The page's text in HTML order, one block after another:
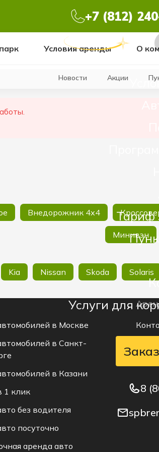
+7 (812)
Условия аренды О
Новости Акции
Тариф
Услуги для
8
Внедорожник 4х4
Минивэн
Kia Nissan Skoda Solaris
в Москве
в Санкт-
в Казани
1 клик
без водителя
посуточно
аренда авто